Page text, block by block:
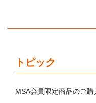
トピック
MSA会員限定商品のご購